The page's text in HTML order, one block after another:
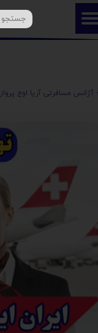
آژانس مسافرتی آریا اوج پرواز